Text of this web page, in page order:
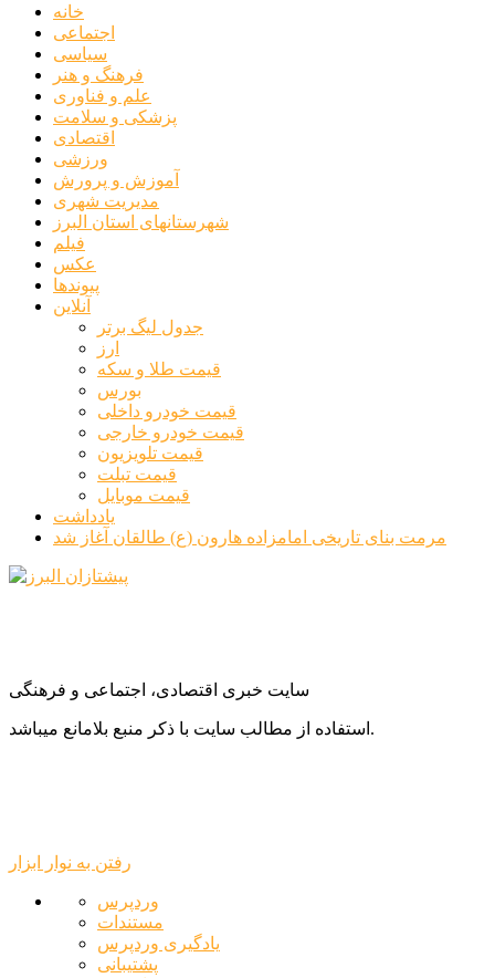
خانه
اجتماعی
سیاسی
فرهنگ و هنر
علم و فناوری
پزشکی و سلامت
اقتصادی
ورزشی
آموزش و پرورش
مدیریت شهری
شهرستانهای استان البرز
فیلم
عکس
پیوندها
آنلاین
جدول لیگ برتر
ارز
قیمت طلا و سکه
بورس
قیمت خودرو داخلی
قیمت خودرو خارجی
قیمت تلویزیون
قیمت تبلت
قیمت موبایل
یادداشت
مرمت بنای تاریخی امامزاده هارون (ع) طالقان آغاز شد
سایت خبری اقتصادی، اجتماعی و فرهنگی
استفاده از مطالب سایت با ذکر منبع بلامانع میباشد.
رفتن به نوار ابزار
درباره
وردپرس
وردپرس
مستندات
یادگیری وردپرس
پشتیبانی